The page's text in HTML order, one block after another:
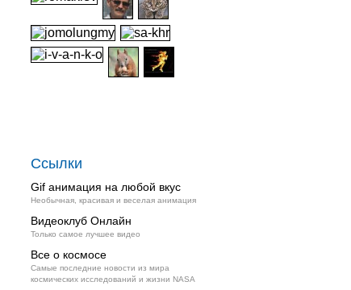
Ссылки
Gif анимация на любой вкус
Необычная, красивая и веселая анимация
Видеоклуб Онлайн
Только самое лучшее видео
Все о космосе
Самые последние новости из мира
космических исследований и жизни NASA